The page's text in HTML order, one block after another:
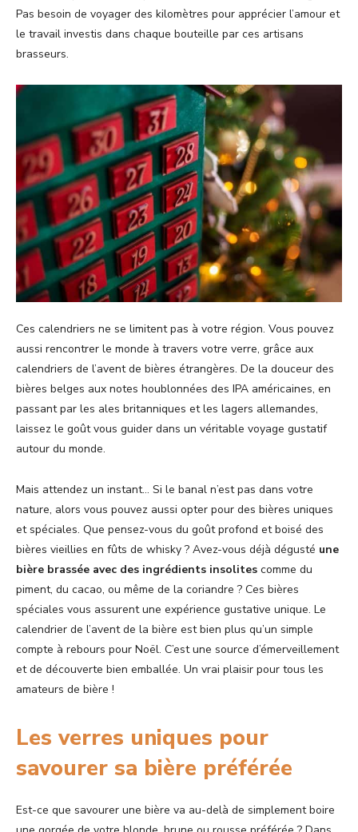
Pas besoin de voyager des kilomètres pour apprécier l’amour et
le travail investis dans chaque bouteille par ces artisans
brasseurs.
Ces calendriers ne se limitent pas à votre région. Vous pouvez
aussi rencontrer le monde à travers votre verre, grâce aux
calendriers de l’avent de bières étrangères. De la douceur des
bières belges aux notes houblonnées des IPA américaines, en
passant par les ales britanniques et les lagers allemandes,
laissez le goût vous guider dans un véritable voyage gustatif
autour du monde.
Mais attendez un instant… Si le banal n’est pas dans votre
nature, alors vous pouvez aussi opter pour des bières uniques
et spéciales. Que pensez-vous du goût profond et boisé des
bières vieillies en fûts de whisky ? Avez-vous déjà dégusté une
bière brassée avec des ingrédients insolites comme du
piment, du cacao, ou même de la coriandre ? Ces bières
spéciales vous assurent une expérience gustative unique. Le
calendrier de l’avent de la bière est bien plus qu’un simple
compte à rebours pour Noël. C’est une source d’émerveillement
et de découverte bien emballée. Un vrai plaisir pour tous les
amateurs de bière !
Les verres uniques pour
savourer sa bière préférée
Est-ce que savourer une bière va au-delà de simplement boire